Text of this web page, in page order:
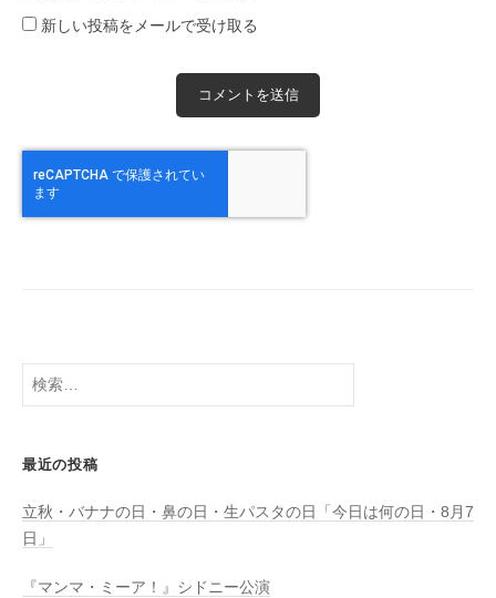
新しい投稿をメールで受け取る
検
最近の投稿
立秋・バナナの日・鼻の日・生パスタの日「今日は何の日・8月7
日」
『マンマ・ミーア！』シドニー公演